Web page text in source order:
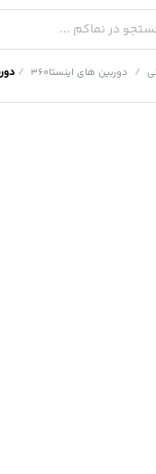
/ دوربین های اینستا360 / دوربین